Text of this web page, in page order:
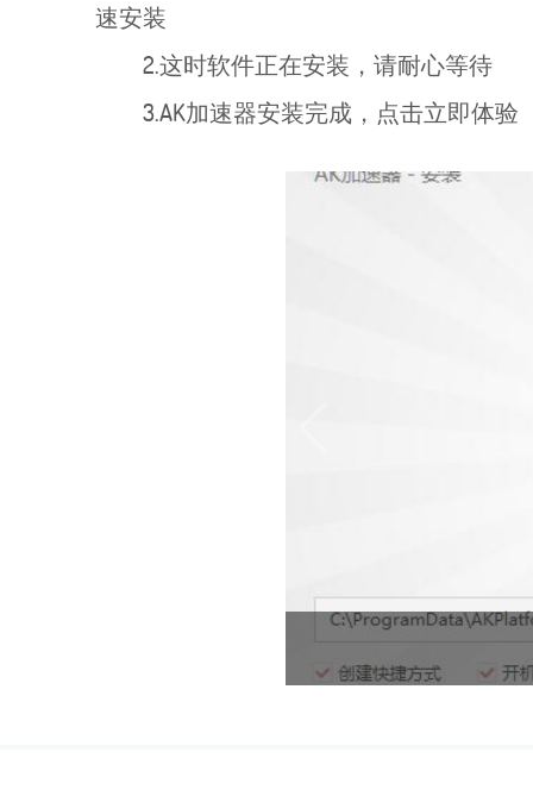
速安装
2.这时软件正在安装，请耐心等待
3.AK加速器安装完成，点击立即体验